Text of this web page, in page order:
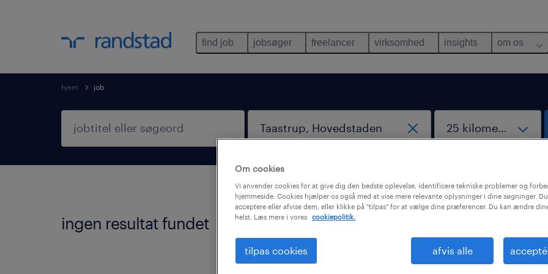
find job jobsøger freelancer virksomhed insights om os
hjem job
ingen resultat fundet
Vi fandt desværre ingen job med disse filtre. Det kan
god idé at ændre dine søgekriterier for at få flere
Følgende forslag kan måske hjælpe:
Om cookies
Vi anvender cookies for at give dig den bedste oplevelse, identificere tekniske problemer og
hjemmeside. Cookies hjælper os også med at vise mere relevante oplysninger i dine søgninger.
acceptere eller afvise dem, eller klikke på "tilpas" for at vælge dine præferencer. Du kan ændre
helst. Læs mere i vores
cookiepolitik.
tilpas cookies afvis alle